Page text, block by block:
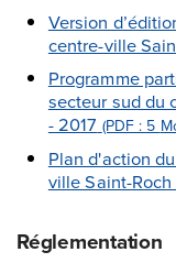
Version
centre-ville
Programme
secteur sud du
- 2017 (PDF : 5
Plan d'action
ville Saint-Roch
Réglementation